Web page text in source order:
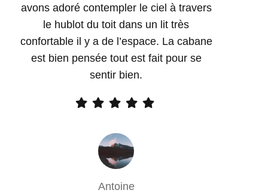
avons adoré contempler le ciel à travers
le hublot du toit dans un lit très
confortable il y a de l’espace. La cabane
est bien pensée tout est fait pour se
sentir bien.
Antoine